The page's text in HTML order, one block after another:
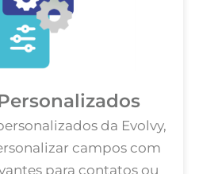
da Evolvy,
campos com
para contatos ou